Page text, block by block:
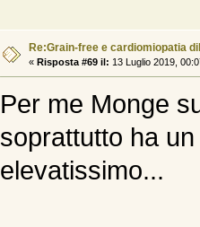
Re:Grain-free e cardiomiopatia
« Risposta #69 il: 13 Luglio 2019,
Per me Monge
soprattutto ha
elevatissimo...